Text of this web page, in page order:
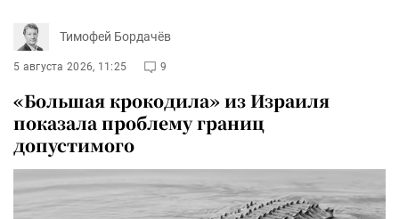
Тимофей Бордачёв
5 августа 2026, 11:25 9
«Большая крокодила» из Израиля
показала проблему границ
допустимого